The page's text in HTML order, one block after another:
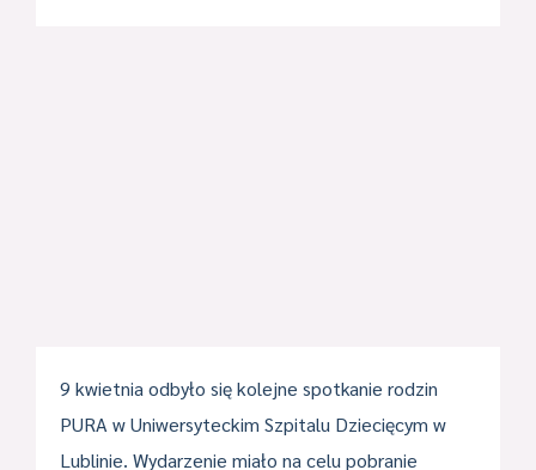
9 kwietnia odbyło się kolejne spotkanie rodzin
PURA w Uniwersyteckim Szpitalu Dziecięcym w
Lublinie. Wydarzenie miało na celu pobranie